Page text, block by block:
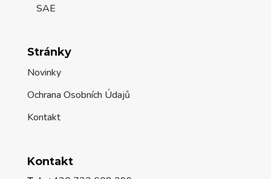
SAE
Stránky
Novinky
Ochrana Osobních Údajů
Kontakt
Kontakt